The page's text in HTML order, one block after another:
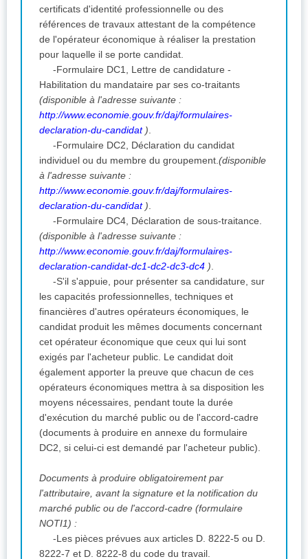
certificats d'identité professionnelle ou des
références de travaux attestant de la compétence
de l'opérateur économique à réaliser la prestation
pour laquelle il se porte candidat.
-Formulaire DC1, Lettre de candidature -
Habilitation du mandataire par ses co-traitants
(disponible à l'adresse suivante :
http://www.economie.gouv.fr/daj/formulaires-
declaration-du-candidat)
-Formulaire DC2, Déclaration du candidat
individuel ou du membre du groupement. (disponible
à l'adresse suivante :
http://www.economie.gouv.fr/daj/formulaires-
declaration-du-candidat)
-Formulaire DC4, Déclaration de sous-traitance.
(disponible à l'adresse suivante :
http://www.economie.gouv.fr/daj/formulaires-
declaration-candidat-dc1-dc2-dc3-dc4 )
-S'il s'appuie, pour présenter sa candidature, sur
les capacités professionnelles, techniques et
financières d'autres opérateurs économiques, le
candidat produit les mêmes documents concernant
cet opérateur économique que ceux qui lui sont
exigés par l'acheteur public. Le candidat doit
également apporter la preuve que chacun de ces
opérateurs économiques mettra à sa disposition les
moyens nécessaires, pendant toute la durée
d'exécution du marché public ou de l'accord-cadre
(documents à produire en annexe du formulaire
DC2, si celui-ci est demandé par l'acheteur public).
Documents à produire obligatoirement par
l'attributaire, avant la signature et la notification du
marché public ou de l'accord-cadre (formulaire
NOTI1) :
-Les pièces prévues aux articles D. 8222-5 ou D.
8222-7 et D. 8222-8 du code du travail.